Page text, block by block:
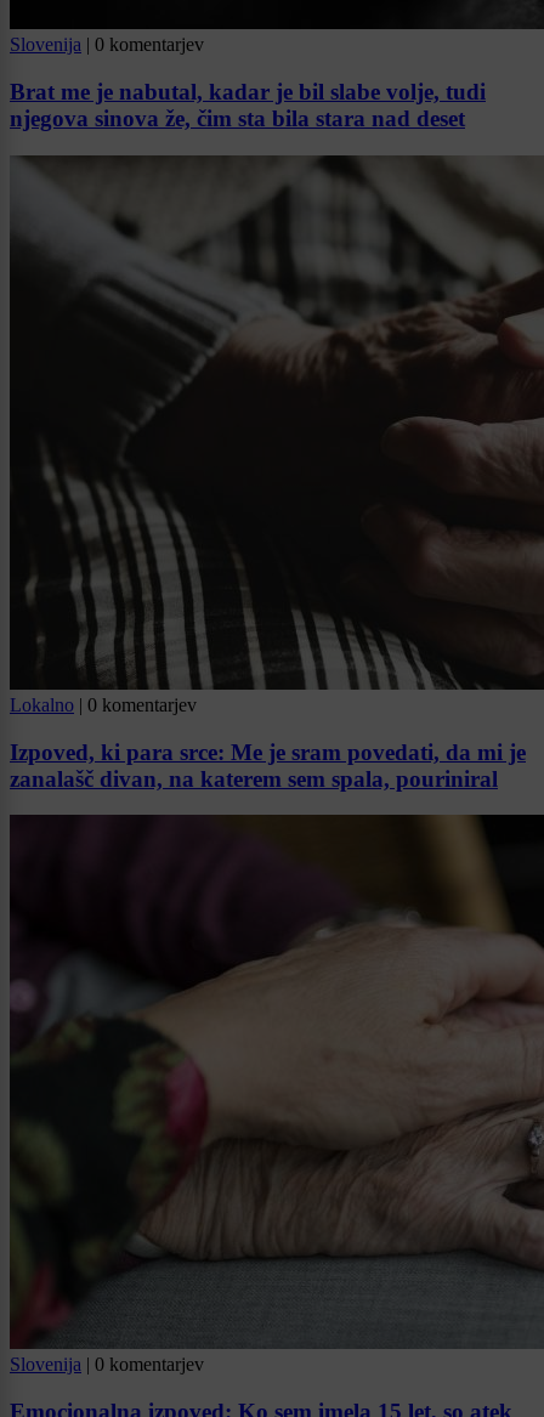
Slovenija | 0 komentarjev
Brat me je nabutal, kadar je bil slabe volje, tudi
njegova sinova že, čim sta bila stara nad deset
Lokalno | 0 komentarjev
Izpoved, ki para srce: Me je sram povedati, da mi je
zanalašč divan, na katerem sem spala, pouriniral
Slovenija | 0 komentarjev
Emocionalna izpoved: Ko sem imela 15 let, so atek